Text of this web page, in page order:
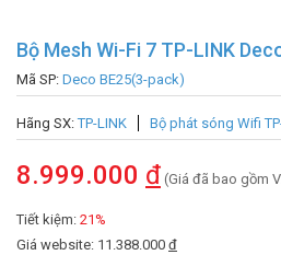
Bộ Mesh Wi-Fi 7 TP-LINK
Mã SP: Deco BE25(3-pack)
Hãng SX:TP-LINK Bộ phát sóng Wifi
8.999.000 đ (Giá đã bao gồm
Tiết kiệm: 21%
Giá website: 11.388.000 đ